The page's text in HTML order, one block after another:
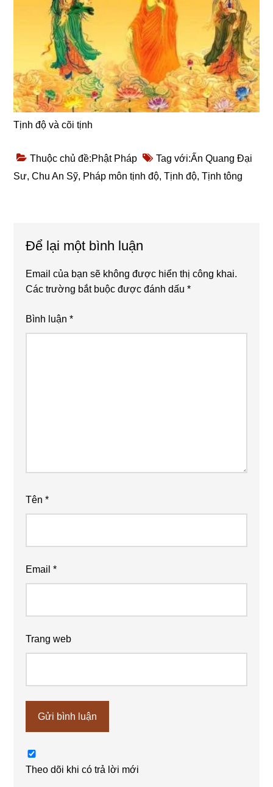
Tịnh độ và cõi tịnh
Thuộc chủ đề:Phật Pháp Tag với:Ấn Quang Đại
Sư,Chu An Sỹ, Pháp môn tịnh độ,Tịnh độ,Tịnh tông
Interactions
Để lại một bình luận
Email của bạn sẽ không được hiển thị công khai.
Các trường bắt buộc được đánh dấu*
Bình luận*
Tên*
Email*
Trang web
Theo dõi khi có trả lời mới